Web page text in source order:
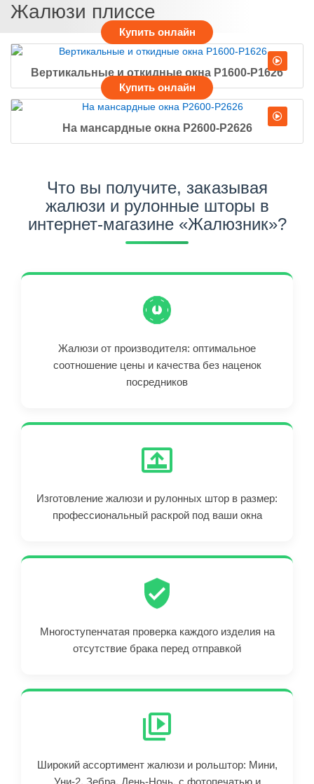
Жалюзи плиссе
Вертикальные и откидные окна Р1600-Р1626
На мансардные окна Р2600-Р2626
Что вы получите, заказывая
жалюзи и рулонные шторы в
интернет-магазине «Жалюзник»?
Жалюзи от производителя: оптимальное
соотношение цены и качества без наценок
посредников
Изготовление жалюзи и рулонных штор в размер:
профессиональный раскрой под ваши окна
Многоступенчатая проверка каждого изделия на
отсутствие брака перед отправкой
Широкий ассортимент жалюзи и рольштор: Мини,
Уни-2, Зебра, День-Ночь, с фотопечатью и